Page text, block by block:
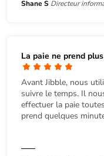
Shane S Directeur
La paie ne prend
Avant Jibble, nous
suivre le temps. Il
effectuer la paie
prend quelques